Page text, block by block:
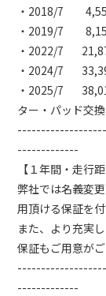
・2018/7
・2019/7
・2022/7
・2024/7
・2025/7
ター・パッド交換
-------------
【１年間・走行
弊社では名義変
用頂ける保証を付
また、より充実
保証もご用意がご
-------------